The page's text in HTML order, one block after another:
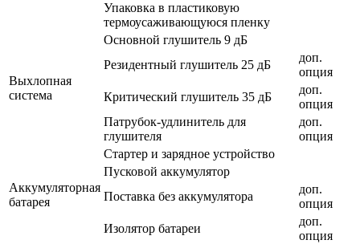
Упаковка в пластиковую
термоусаживающуюся пленку
Выхлопная
система
Основной глушитель 9 дБ
Резидентный глушитель 25 дБ
доп.
опция
Критический глушитель 35 дБ
доп.
опция
Патрубок-удлинитель для
глушителя
доп.
опция
Аккумуляторная
батарея
Стартер и зарядное устройство
Пусковой аккумулятор
Поставка без аккумулятора
доп.
опция
Изолятор батареи
доп.
опция